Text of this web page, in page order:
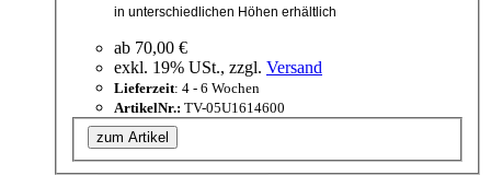
in unterschiedlichen Höhen erhältlich
ab 70,00 €
exkl. 19% USt., zzgl. Versand
Lieferzeit: 4 - 6 Wochen
ArtikelNr.: TV-05U1614600
zum Artikel